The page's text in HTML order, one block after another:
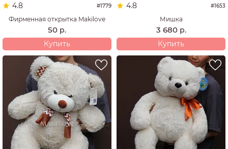
4.8 #1779
Фирменная открытка Makilove
50 р.
Купить
4.8 #1653
Мишка
3 680 р.
Купить